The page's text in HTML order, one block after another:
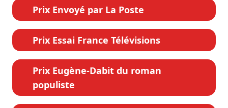
Prix Envoyé par La Poste
Prix Essai France Télévisions
Prix Eugène-Dabit du roman
populiste